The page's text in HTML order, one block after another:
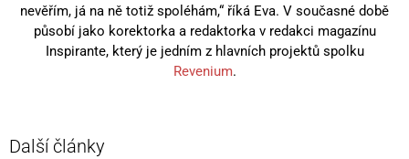
nevěřím, já na ně totiž spoléhám,“ říká Eva. V současné době
působí jako korektorka a redaktorka v redakci magazínu
Inspirante, který je jedním z hlavních projektů spolku
Revenium.
Další články